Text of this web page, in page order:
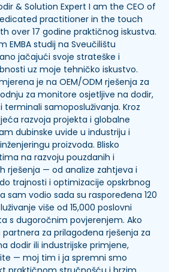
& Solution Expert I am the CEO of
practitioner in the touch
over 17 godine praktičnog iskustva.
EMBA studij na Sveučilištu
jačajući svoje strateške i
uz moje tehničko iskustvo.
je na OEM/ODM rješenja za
za monitore osjetljive na dodir,
terminali samoposluživanja. Kroz
razvoja projekta i globalne
dubinske uvide u industriju i
proizvoda. Blisko
na razvoju pouzdanih i
rješenja — od analize zahtjeva i
trajnosti i optimizacije opskrbnog
sam vodio sada su raspoređena 120
više od 15,000 poslovni
s dugoročnim povjerenjem. Ako
za prilagođena rješenja za
dodir ili industrijske primjene,
— moj tim i ja spremni smo